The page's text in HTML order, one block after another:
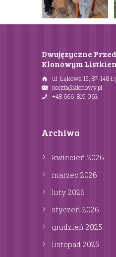
Dwujęzyczne
Klonowym
ul. Łąkowa 15, 87-148
poczta@klonowy.pl
+48 666 819 063
Archiwa
kwiecień 2026
marzec 2026
luty 2026
styczeń 2026
grudzień 2025
listopad 2025